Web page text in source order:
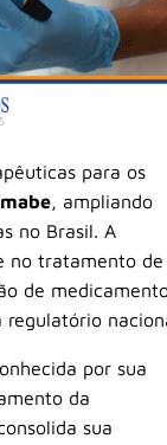
para os
, ampliando
no Brasil. A
no tratamento de
de
regulatório
por sua
da
sua